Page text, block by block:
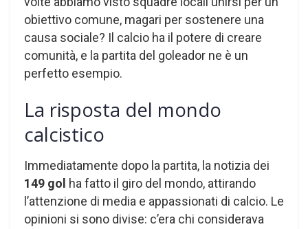
obiettivo comune, magari per sostenere una
causa sociale? Il calcio ha il potere di creare
comunità, e la partita del goleador ne è un
perfetto esempio.
La risposta del mondo
calcistico
Immediatamente dopo la partita, la notizia dei
149 gol ha fatto il giro del mondo, attirando
l’attenzione di media e appassionati di calcio. Le
opinioni si sono divise: c’era chi considerava